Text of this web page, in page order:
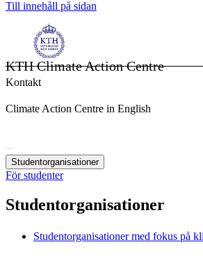
Till innehåll på sidan
KTH Climate Action Centre
Kontakt
Climate Action Centre in English
Studentorganisationer
För studenter
Studentorganisationer
Studentorganisationer med fokus på